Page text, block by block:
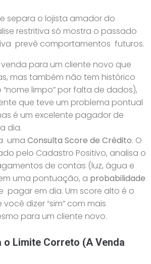
separa o lojista amador do
restritiva só mostra o passado
prevê comportamentos futuros.
para um cliente novo que
mas também não tem histórico
limpo” por falta de dados),
que teve um problema pontual
é um excelente pagador de
dia.
uma Consulta Score de Crédito. O
pelo Cadastro Positivo, analisa o
de contas (luz, água e
uma pontuação, a probabilidade
pagar em dia. Um score alto é o
dizer “sim” com mais
para um cliente novo.
o Limite Correto (A Venda